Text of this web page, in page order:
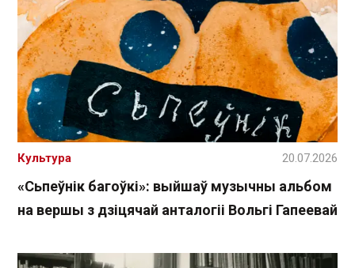
«Сьпеўнік багоўкі»: выйшаў музычны альбом
на вершы з дзіцячай анталогіі Вольгі Гапеевай
Культура 20.07.2026